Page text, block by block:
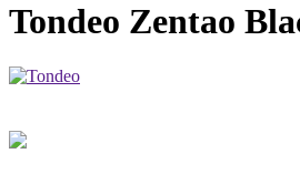
Tondeo Zentao